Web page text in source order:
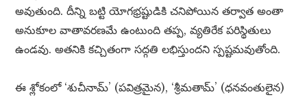
అవుతుంది. దీన్ని బట్టి యోగభ్రష్టుడికి చనిపోయిన తర్వాత అంతా
అనుకూల వాతావరణమే ఉంటుంది తప్ప, వ్యతిరేక పరిస్థితులు
ఉండవు. అతనికి కచ్చితంగా సద్గతి లభిస్తుందని స్పష్టమవుతోంది.
ఈ శ్లోకంలో ‘శుచీనామ్’ (పవిత్రమైన), ‘శ్రీమతామ్’ (ధనవంతులైన)